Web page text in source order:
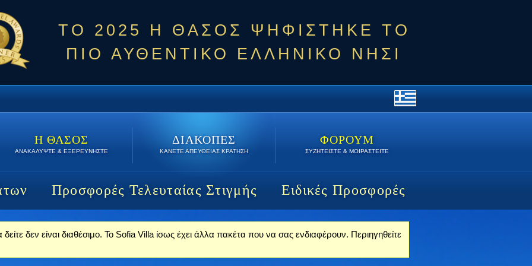
ΤΟ 2025 Η ΘΑΣΟΣ ΨΗΦΙΣΤΗΚΕ ΤΟ
ΠΙΟ ΑΥΘΕΝΤΙΚΟ ΕΛΛΗΝΙΚΟ ΝΗΣΙ
Η ΘΑΣΟΣ
ΑΝΑΚΑΛΥΨΤΕ & ΕΞΕΡΕΥΝΗΣΤΕ
ΔΙΑΚΟΠΕΣ
ΚΑΝΕΤΕ ΑΠΕΥΘΕΙΑΣ ΚΡΑΤΗΣΗ
ΦΟΡΟΥΜ
ΣΥΖΗΤΕΙΣΤΕ & ΜΟΙΡΑΣΤΕΙΤΕ
Προσφορές Τελευταίας Στιγμής Ειδικές Προσφορές
δεν είναι διαθέσιμο. Το Sofia Villa ίσως έχει άλλα πακέτα που να σας ενδιαφέρουν. Περιηγηθείτε